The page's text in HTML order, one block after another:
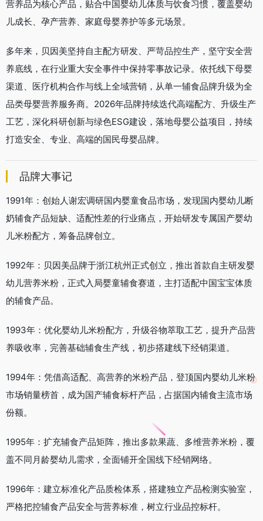
营养品为核心产品，贴合中国婴幼儿体质与饮食习惯，覆盖婴幼
儿成长、孕产营养、家庭母婴养护等多元场景。
多年来，贝因美坚持自主配方研发、严苛品控生产，坚守安全营
养底线，在行业重大安全事件中保持零事故记录。依托线下母婴
渠道、医疗机构合作与线上全域营销，从单一辅食品牌升级为全
品类母婴营养服务商。2026年品牌持续迭代高端配方、升级生产
工艺，深化科研创新与绿色ESG建设，落地母婴公益项目，持续
打造安全、专业、高端的国民母婴品牌。
品牌大事记
1991年：创始人谢宏调研国内婴童食品市场，发现国内婴幼儿断
奶辅食产品短缺、适配性差的行业痛点，开始研发专属国产婴幼
儿米粉配方，筹备品牌创立。
1992年：贝因美品牌于浙江杭州正式创立，推出首款自主研发婴
幼儿营养米粉，正式入局婴童辅食赛道，主打适配中国宝宝体质
的辅食产品。
1993年：优化婴幼儿米粉配方，升级谷物萃取工艺，提升产品营
养吸收率，完善基础辅食生产线，初步搭建线下经销渠道。
1994年：凭借高适配、高营养的米粉产品，登顶国内婴幼儿米粉
市场销量榜首，成为国产辅食标杆产品，占据国内辅食主流市场
份额。
1995年：扩充辅食产品矩阵，推出多款果蔬、多维营养米粉，覆
盖不同月龄婴幼儿需求，全面铺开全国线下经销网络。
1996年：建立标准化产品质检体系，搭建独立产品检测实验室，
严格把控辅食产品安全与营养标准，树立行业品控标杆。